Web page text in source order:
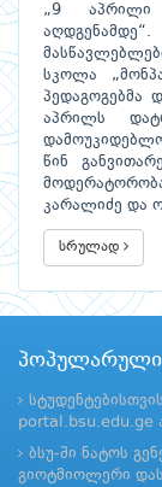
„9 აპრილი
სკოლა
პედაგოგებმა
აპრილს
წინ
კარალიძე და
სრულად
პოპულარული
portal.bsu.edu.ge
ბსუ-ში ნატოს
გიოტმიოლერი